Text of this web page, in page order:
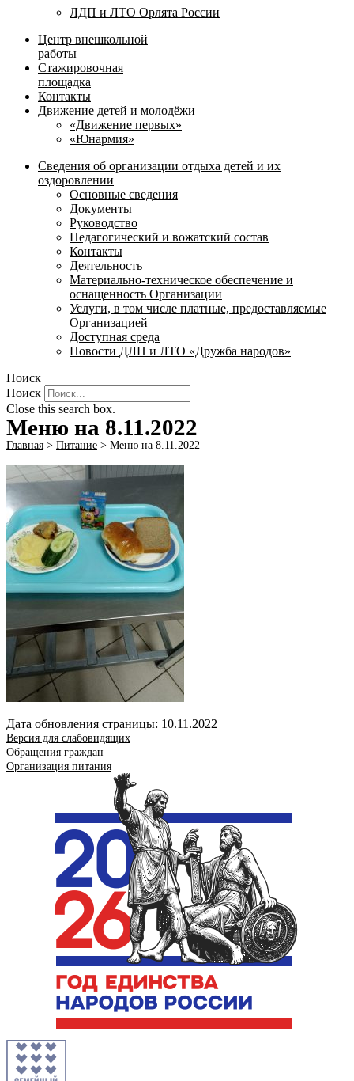
ЛДП и ЛТО Орлята России
Центр внешкольной
работы
Стажировочная
площадка
Контакты
Движение детей и молодёжи
«Движение первых»
«Юнармия»
Сведения об организации отдыха детей и их
оздоровлении
Основные сведения
Документы
Руководство
Педагогический и вожатский состав
Контакты
Деятельность
Материально-техническое обеспечение и
оснащенность Организации
Услуги, в том числе платные, предоставляемые
Организацией
Доступная среда
Новости ДЛП и ЛТО «Дружба народов»
Поиск
Поиск
Close this search box.
Меню на 8.11.2022
Главная > Питание > Меню на 8.11.2022
Дата обновления страницы: 10.11.2022
Версия для слабовидящих
Обращения граждан
Организация питания